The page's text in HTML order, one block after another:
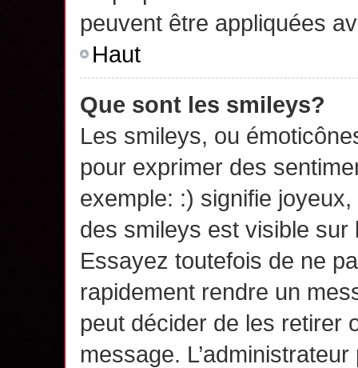
peuvent être appliquées
Haut
Que sont les smileys?
Les smileys, ou
pour exprimer des
exemple: :) signifie
des smileys est visible
Essayez toutefois de ne
rapidement rendre un
peut décider de les retirer
message.